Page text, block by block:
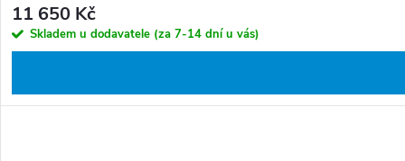
11 650 Kč
Skladem u dodavatele (za 7-14 dní u vás)